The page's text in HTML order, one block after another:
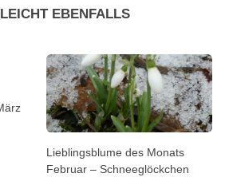
EBENFALLS
Lieblingsblume des Monats
Februar – Schneeglöckchen